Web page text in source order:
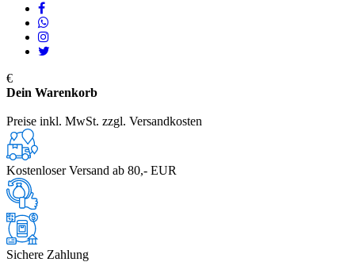
€
Dein Warenkorb
Preise inkl. MwSt. zzgl. Versandkosten
Kostenloser Versand ab 80,- EUR
Sichere Zahlung